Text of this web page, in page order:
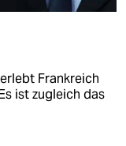
Frankreich
ist zugleich das